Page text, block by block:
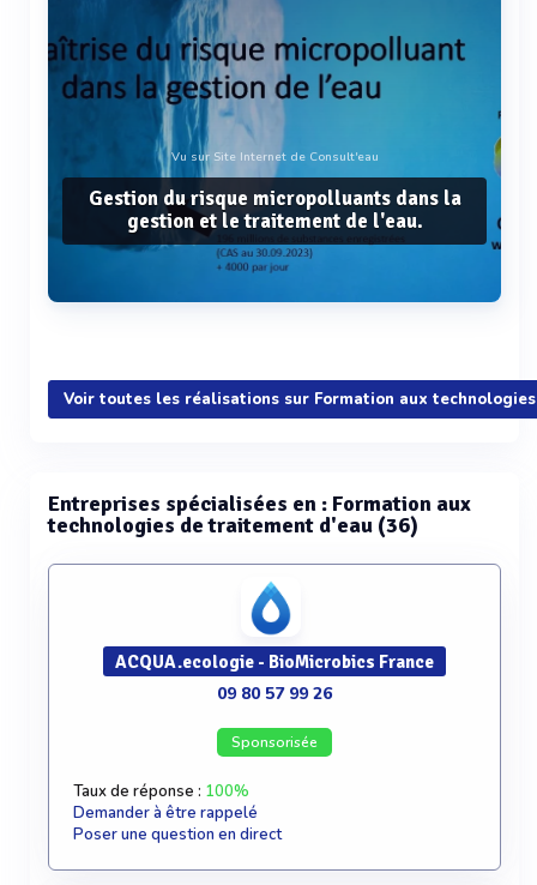
Vu sur Site Internet de Consult'eau
Gestion du risque micropolluants dans la
gestion et le traitement de l'eau.
Voir plus
Voir toutes les réalisations sur Formation aux
Entreprises spécialisées en : Formation aux
technologies de traitement d'eau (36)
ACQUA.ecologie - BioMicrobics France
09 80 57 99 26
Sponsorisée
Taux de réponse : 100%
Demander à être rappelé
Poser une question en direct